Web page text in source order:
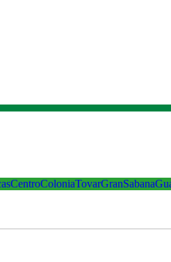
CentroColoniaTovarGranSabana